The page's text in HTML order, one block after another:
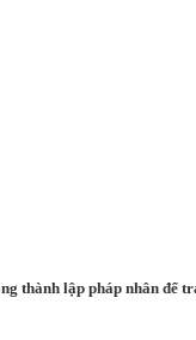
thành lập pháp nhân để